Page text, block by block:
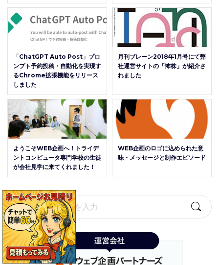
「ChatGPT Auto Post」プロ
ンプト予約投稿・自動化を実現す
るChrome拡張機能をリリース
しました
月刊ブレーン2018年1月号にて弊
社運営サイトの「怖株」が紹介さ
れました
ようこそWEB企画へ！トライデ
ントコンピュータ専門学校の生徒
が会社見学に来てくれました！
WEB企画のロゴに込められた意
味・メッセージと制作エピソード